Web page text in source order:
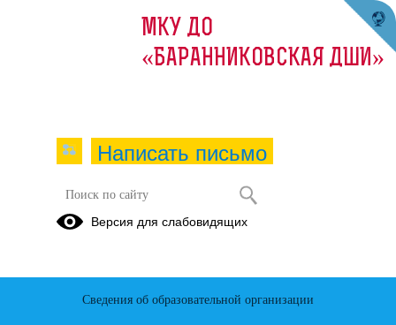
Материально-техническое
отношении инвалидов и лиц с
ограниченными возможностями
МКУ ДО
«БАРАННИКОВСКАЯ ДШИ»
Написать письмо
Версия для слабовидящих
Сведения об образовательной организации